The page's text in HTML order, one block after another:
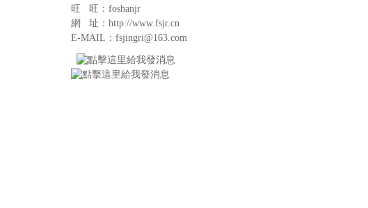
旺 旺：foshanjr
網 址：http://www.fsjr.cn
E-MAIL：fsjingri@163.com